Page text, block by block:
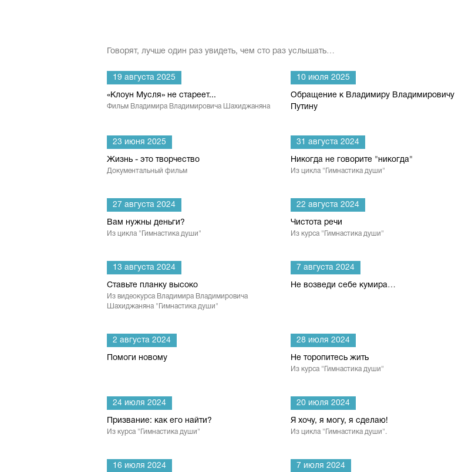
Говорят, лучше один раз увидеть, чем сто раз услышать…
19 августа 2025
«Клоун Мусля» не стареет...
Фильм Владимира Владимировича Шахиджаняна
10 июля 2025
Обращение к Владимиру Владимировичу
Путину
23 июня 2025
Жизнь - это творчество
Документальный фильм
31 августа 2024
Никогда не говорите "никогда"
Из цикла "Гимнастика души"
27 августа 2024
Вам нужны деньги?
Из цикла "Гимнастика души"
22 августа 2024
Чистота речи
Из курса "Гимнастика души"
13 августа 2024
Ставьте планку высоко
Из видеокурса Владимира Владимировича
Шахиджаняна "Гимнастика души"
7 августа 2024
Не возведи себе кумира…
2 августа 2024
Помоги новому
28 июля 2024
Не торопитесь жить
Из курса "Гимнастика души"
24 июля 2024
Призвание: как его найти?
Из курса "Гимнастика души"
20 июля 2024
Я хочу, я могу, я сделаю!
Из цикла "Гимнастика души".
16 июля 2024 7 июля 2024